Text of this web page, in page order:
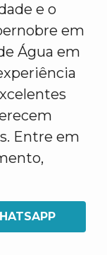
e o
em
Água em
Entre em